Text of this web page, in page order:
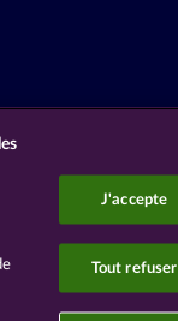
J'accepte
Tout refuser